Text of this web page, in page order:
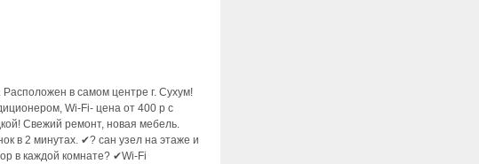
в самом центре г. Сухум!
Wi-Fi- цена от 400 р с
Свежий ремонт, новая мебель.
в 2 минутах. ✔? сан узел на этаже и
в каждой комнате? ✔Wi-Fi